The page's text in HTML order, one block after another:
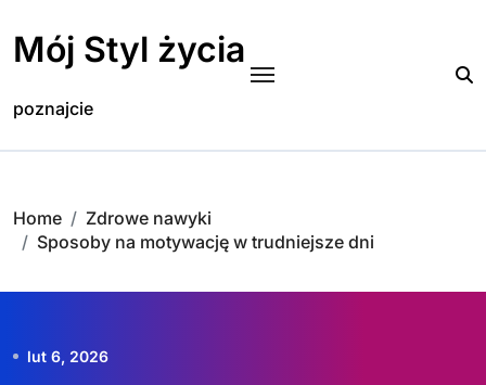
content
Mój Styl życia
poznajcie
Home
Zdrowe nawyki
Sposoby na motywację w trudniejsze dni
lut 6, 2026